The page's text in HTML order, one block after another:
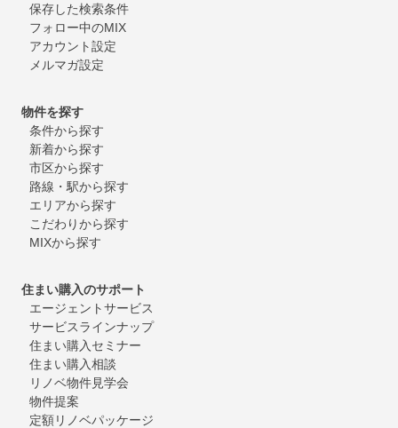
保存した検索条件
フォロー中のMIX
アカウント設定
メルマガ設定
物件を探す
条件から探す
新着から探す
市区から探す
路線・駅から探す
エリアから探す
こだわりから探す
MIXから探す
住まい購入のサポート
エージェントサービス
サービスラインナップ
住まい購入セミナー
住まい購入相談
リノベ物件見学会
物件提案
定額リノベパッケージ